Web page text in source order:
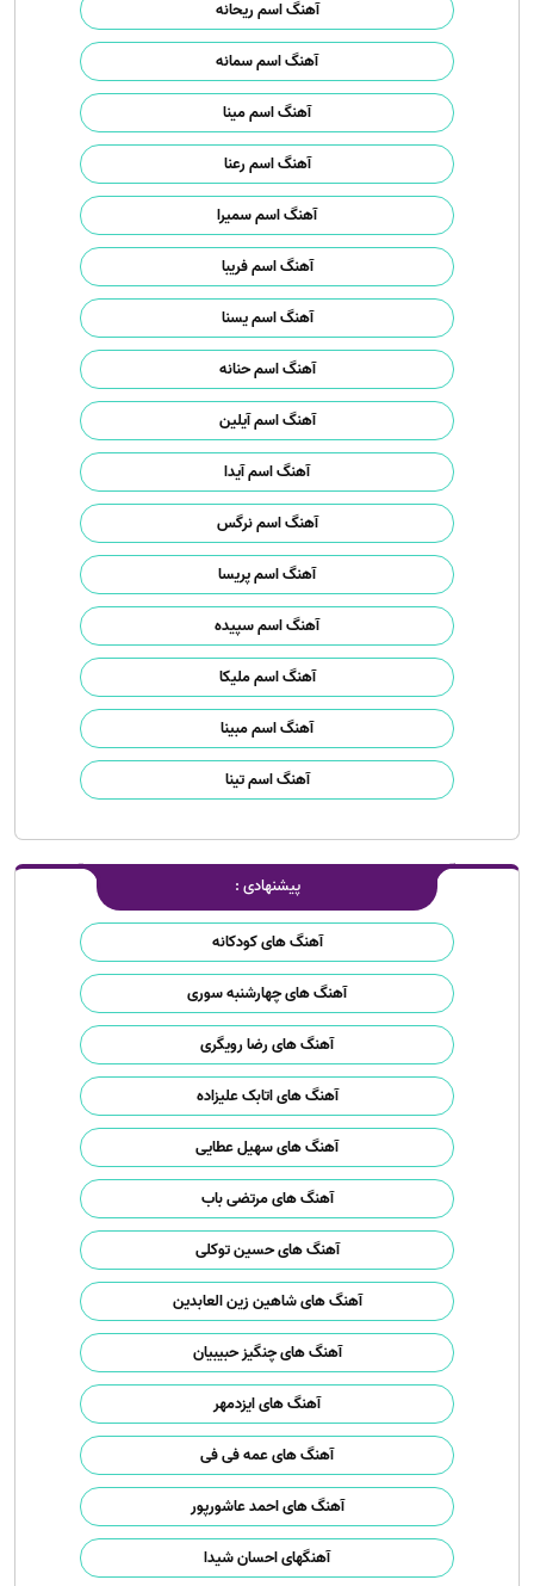
آهنگ اسم ریحانه
آهنگ اسم سمانه
آهنگ اسم مینا
آهنگ اسم رعنا
آهنگ اسم سمیرا
آهنگ اسم فریبا
آهنگ اسم یسنا
آهنگ اسم حنانه
آهنگ اسم آیلین
آهنگ اسم آیدا
آهنگ اسم نرگس
آهنگ اسم پریسا
آهنگ اسم سپیده
آهنگ اسم ملیکا
آهنگ اسم مبینا
آهنگ اسم تینا
پیشنهادی :
آهنگ های کودکانه
آهنگ های چهارشنبه سوری
آهنگ های رضا رویگری
آهنگ های اتابک علیزاده
آهنگ های سهیل عطایی
آهنگ های مرتضی باب
آهنگ های حسین توکلی
آهنگ های شاهین زین العابدین
آهنگ های چنگیز حبیبیان
آهنگ های ایزدمهر
آهنگ های عمه فی فی
آهنگ های احمد عاشورپور
آهنگهای احسان شیدا